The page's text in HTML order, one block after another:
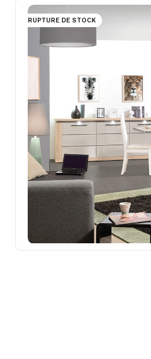
RUPTURE DE STOCK